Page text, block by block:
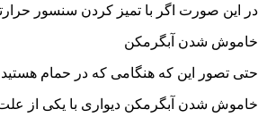
در این صورت اگر با تمیز کردن سنسور
خاموش شدن آبگرمکن
حتی تصور این که هنگامی که در حمام
خاموش شدن آبگرمکن دیواری با یکی از